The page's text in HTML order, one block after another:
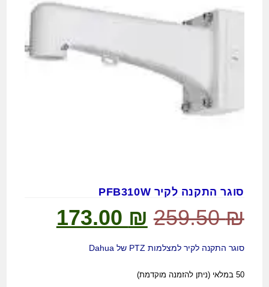
סוגר התקנה לקיר PFB310W
259.50₪
173.00 ₪
סוגר התקנה לקיר למצלמות PTZ של Dahua
50 במלאי (ניתן להזמנה מוקדמת)